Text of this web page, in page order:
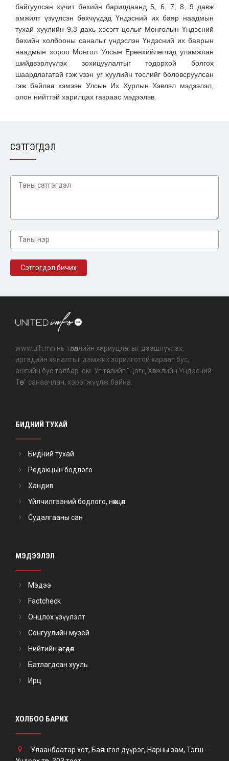
байгуулсан хүчит бөхийн барилдаанд 5, 6, 7, 8, 9 давж
амжилт үзүүлсэн бөхчүүдэд Үндэсний их баяр наадмын
тухай хуулийн 9.3 дахь хэсэгт цолыг Монголын Үндэсний
бөхийн холбооны саналыг үндэслэн Үндэсний их баярын
наадмын хороо Монгол Улсын Ерөнхийлөгчид уламжлан
шийдвэрлүүлэх зохицуулалтыг тодорхой болгох
шаардлагатай гэж үзэн уг хуулийн төслийг боловсруулсан
гэж байлаа хэмээн Улсын Их Хурлын Хэвлэл мэдээлэл,
олон нийттэй харилцах газраас мэдээлэв.
СЭТГЭГДЭЛ
www.uih.mn нь төлөөллийн хариуцлагыг дээшлүүлэх,
иргэдийн хяналтыг дэмжих зорилготой хараат бус,
ашгийн бус талбар юм. Уг төслийг "Цогц Хөгжлийн Үндэсний
Төв" санаачлан, хэрэгжүүлж байна.
БИДНИЙ ТУХАЙ
Бидний тухай
Редакцын бодлого
Хандив
Үйлчилгээний бодлого, нөхцөл
Судалгааны сан
МЭДЭЭЛЭЛ
Мэдээ
Factcheck
Онцлох үзүүлэлт
Сонгуулийн музей
Нийтийн өргөдөл
Батлагдсан хууль
Ирц
ХОЛБОО БАРИХ
Улаанбаатар хот, Баянгол дүүрэг, Нарны зам, Тэгш-